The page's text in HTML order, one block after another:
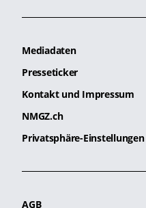
Mediadaten
Presseticker
Kontakt und Impressum
NMGZ.ch
Privatsphäre-Einstellungen
AGB